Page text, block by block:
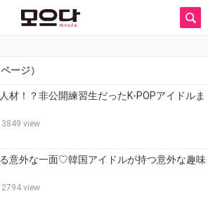
ージ）
材！？非公開練習生だったK-POPアイドルま
view
意外な一面♡韓国アイドルが持つ意外な趣味
view